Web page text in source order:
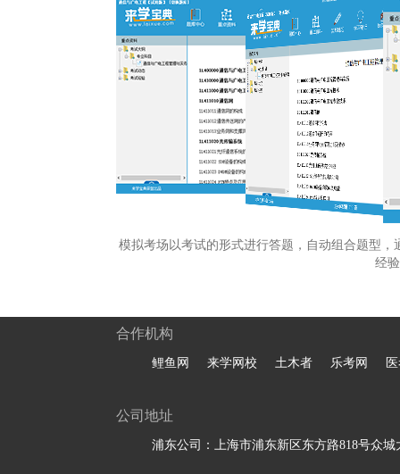
模拟考场以考试的形式进行答题，自动组合题型
经
合作机构
鲤鱼网 来学网校 土木者 乐考网
公司地址
浦东公司：上海市浦东新区东方路818号众城